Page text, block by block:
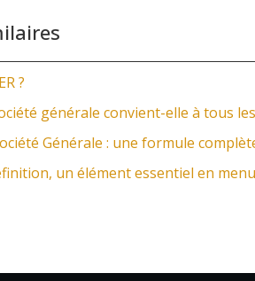
?
générale convient-elle à tous
Générale : une formule
un élément essentiel en